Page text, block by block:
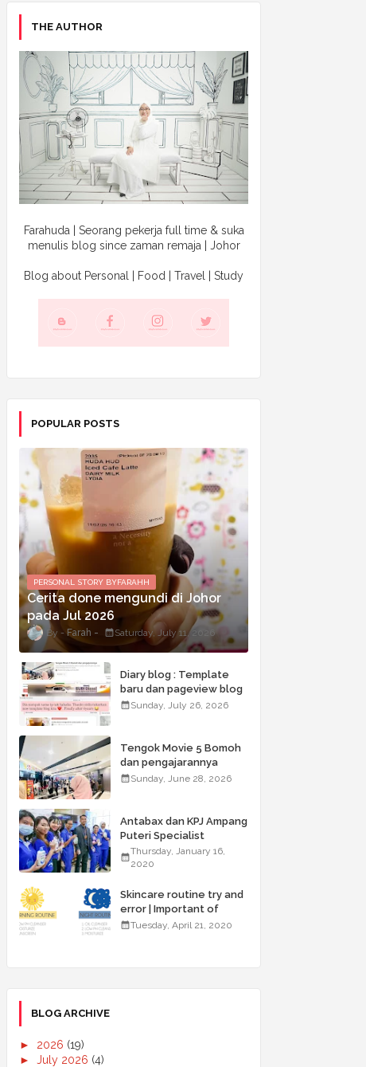
THE AUTHOR
Farahuda | Seorang pekerja full time & suka
menulis blog since zaman remaja | Johor
Blog about Personal | Food | Travel | Study
POPULAR POSTS
PERSONAL STORY BYFARAHH
Cerita done mengundi di Johor
pada Jul 2026
Farah Saturday, July 11, 2026
Diary blog : Template
baru dan pageview blog
terkini
Sunday, July 26, 2026
Tengok Movie 5 Bomoh
dan pengajarannya
Sunday, June 28, 2026
Antabax dan KPJ Ampang
Puteri Specialist
Hospital Anjur Kembali
Kempen ABC for Health
Thursday, January 16,
2020
Skincare routine try and
error | Important of
double cleansing
Tuesday, April 21, 2020
BLOG ARCHIVE
► 2026 (19)
► July 2026 (4)